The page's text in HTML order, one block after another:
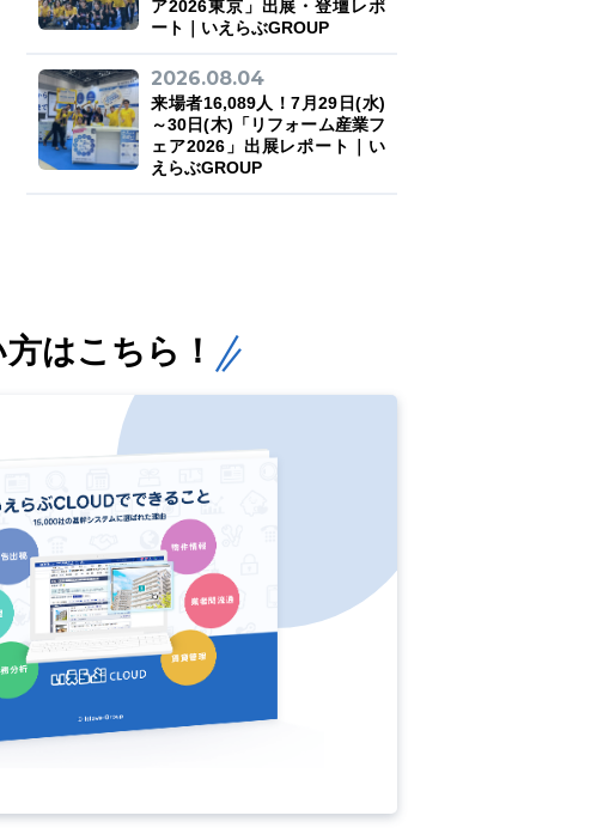
ア2026東京」出展・登壇レポ
ート｜いえらぶGROUP
2026.08.04
来場者16,089人！7月29日(水)
～30日(木)「リフォーム産業フ
ェア2026」出展レポート｜い
えらぶGROUP
はこちら！